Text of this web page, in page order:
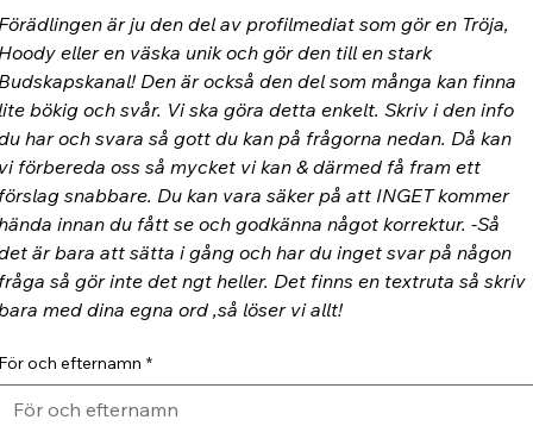
är ju den del av profilmediat som gör en Tröja,
eller en väska unik och gör den till en stark
Den är också den del som många kan finna
bökig och svår. Vi ska göra detta enkelt. Skriv i den info
har och svara så gott du kan på frågorna nedan. Då kan
förbereda oss så mycket vi kan & därmed få fram ett
snabbare. Du kan vara säker på att INGET kommer
innan du fått se och godkänna något korrektur. -Så
är bara att sätta i gång och har du inget svar på någon
så gör inte det ngt heller. Det finns en textruta så skriv
med dina egna ord ,så löser vi allt!
och efternamn *